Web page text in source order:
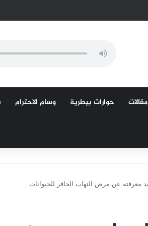
مقالات حوارات بيطرية وسام الاحترام
معرفته عن مرض التهاب الحافر للحيوانات